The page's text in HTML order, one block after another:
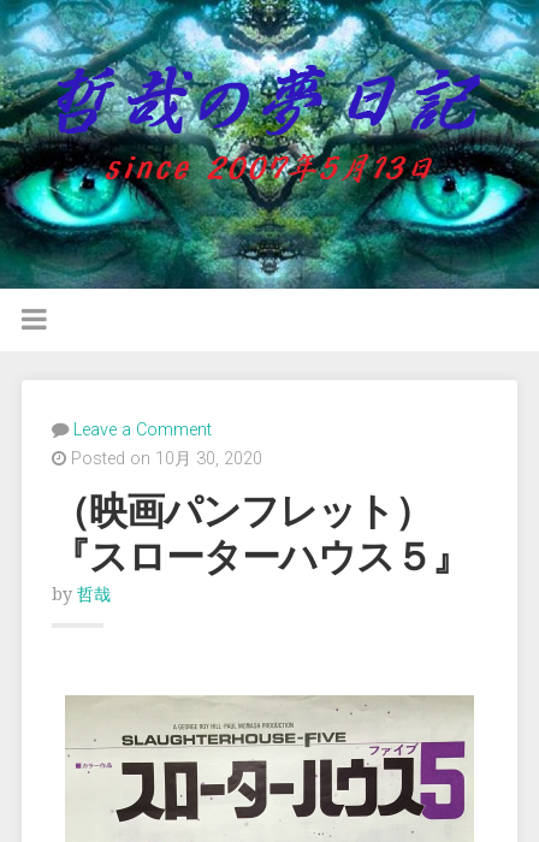
Leave a Comment
Posted on 10月 30, 2020
（映画パンフレット）
『スローターハウス５』
by 哲哉